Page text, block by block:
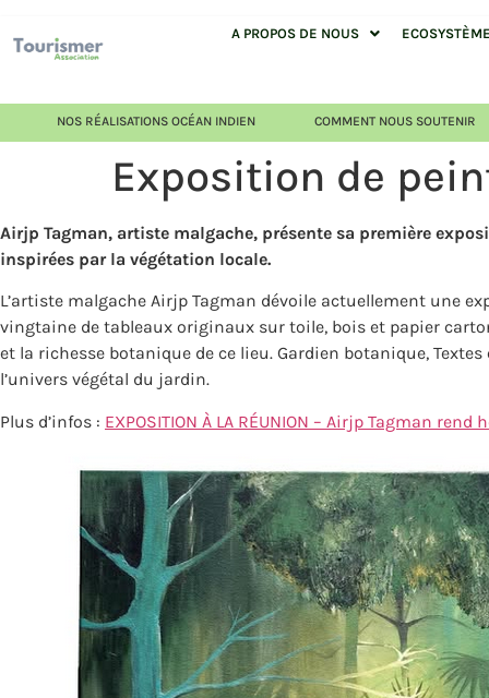
A PROPOS DE NOUS
NOS RÉALISATIONS OCÉAN INDIEN COMMENT NOUS SOUTENIR
Exposition de
Airjp Tagman, artiste malgache, présente sa première
inspirées par la végétation locale.
L’artiste malgache Airjp Tagman dévoile actuellement une
vingtaine de tableaux originaux sur toile, bois et papier
et la richesse botanique de ce lieu. Gardien botanique,
l’univers végétal du jardin.
Plus d’infos : EXPOSITION À LA RÉUNION – Airjp Tagman